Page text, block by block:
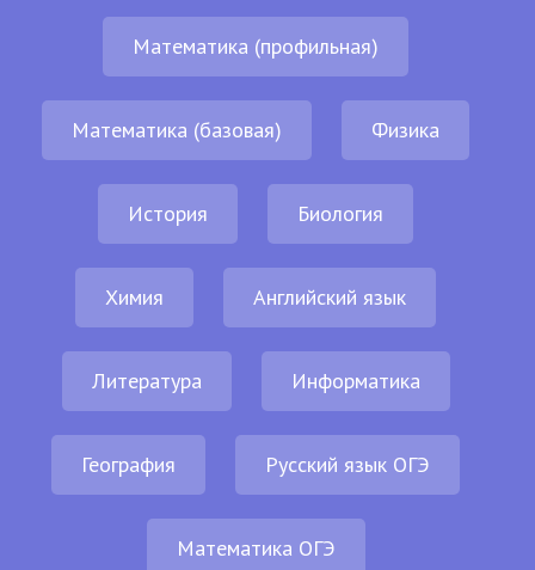
Математика (профильная)
Математика (базовая) Физика
История Биология
Химия Английский язык
Литература Информатика
География Русский язык ОГЭ
Математика ОГЭ